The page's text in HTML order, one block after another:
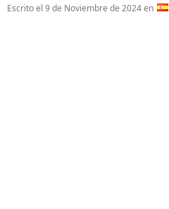
Escrito el 9 de Noviembre de 2024en